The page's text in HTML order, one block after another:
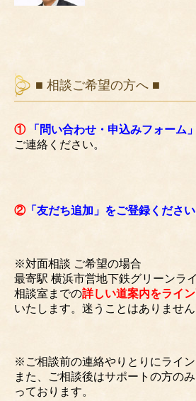
■ 相談ご希望の方へ ■
① 「問い合わせ・申込みフォーム」
ご連絡ください。
②「友だち追加」をご登録ください
※対面相談 ご希望の場合
最寄駅 横浜市営地下鉄グリーンラ
相談室までの詳しい道案内をライ
いたします。迷うことはありません
※ご相談前の連絡やりとりにライン
また、ご相談後はサポートの方の
っております。